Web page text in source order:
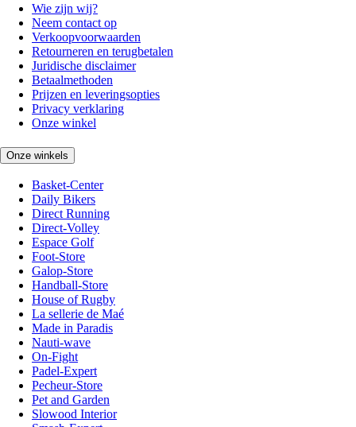
Wie zijn wij?
Neem contact op
Verkoopvoorwaarden
Retourneren en terugbetalen
Juridische disclaimer
Betaalmethoden
Prijzen en leveringsopties
Privacy verklaring
Onze winkel
Onze winkels
Basket-Center
Daily Bikers
Direct Running
Direct-Volley
Espace Golf
Foot-Store
Galop-Store
Handball-Store
House of Rugby
La sellerie de Maé
Made in Paradis
Nauti-wave
On-Fight
Padel-Expert
Pecheur-Store
Pet and Garden
Slowood Interior